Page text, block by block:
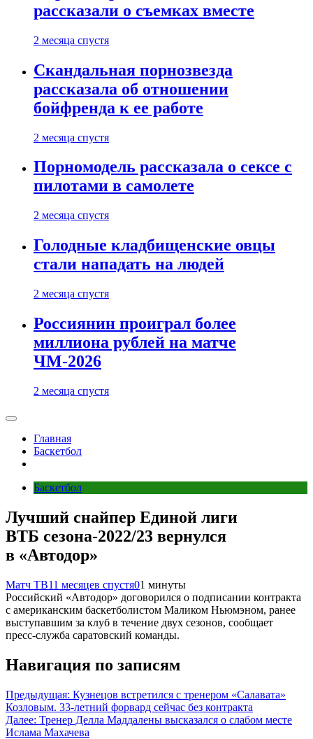
рассказали о съемках вместе
2 месяца спустя
Скандальная порнозвезда
рассказала об отношении
бойфренда к ее работе
2 месяца спустя
Порномодель рассказала о сексе с
пилотами в самолете
2 месяца спустя
Голодные кладбищенские овцы
стали нападать на людей
2 месяца спустя
Россиянин проиграл более
миллиона рублей на матче
ЧМ-2026
2 месяца спустя
Главная
Баскетбол
Баскетбол
Лучший снайпер Единой лиги
ВТБ сезона‑2022/23 вернулся
в «Автодор»
Матч ТВ11 месяцев спустя01 минуты
Российский «Автодор» договорился о подписании контракта
с американским баскетболистом Маликом Ньюмэном, ранее
выступавшим за клуб в течение двух сезонов, сообщает
пресс‑служба саратовский команды.
Навигация по записям
Предыдущая: Кузнецов встретился с тренером «Салавата»
Козловым. 33-летний форвард сейчас без контракта
Далее: Тренер Делла Маддалены высказался о слабом месте
Ислама Махачева